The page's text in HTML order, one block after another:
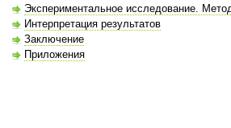
Экспериментальное исследование.
Интерпретация результатов
Заключение
Приложения